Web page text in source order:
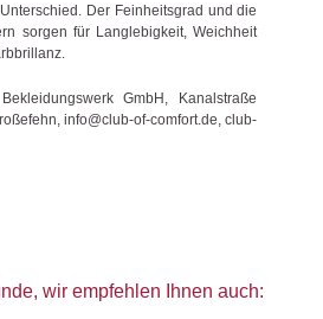
Der Feinheitsgrad und die
sorgen für Langlebigkeit, Weichheit
GmbH, Kanalstraße
info@club-of-comfort.de, club-
wir empfehlen Ihnen auch: